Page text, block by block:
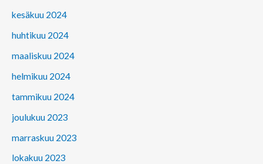
kesäkuu 2024
huhtikuu 2024
maaliskuu 2024
helmikuu 2024
tammikuu 2024
joulukuu 2023
marraskuu 2023
lokakuu 2023